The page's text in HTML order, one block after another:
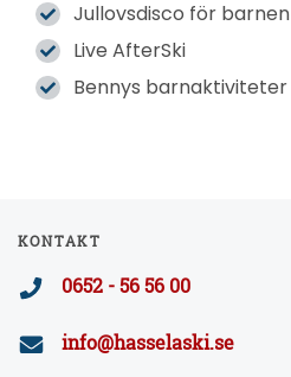
Jullovsdisco för barnen
Live AfterSki
Bennys barnaktiviteter
KONTAKT
0652 - 56 56 00
info@hasselaski.se